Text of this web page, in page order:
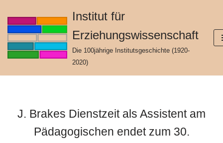
Zum
springen
Institut für
Erziehungswissenschaft
Die 100jährige Institutsgeschichte (1920-
2020)
J. Brakes Dienstzeit als Assistent am
Pädagogischen endet zum 30.